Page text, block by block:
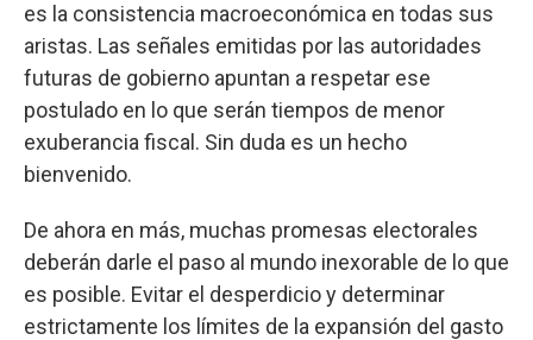
es la consistencia macroeconómica en todas sus
aristas. Las señales emitidas por las autoridades
futuras de gobierno apuntan a respetar ese
postulado en lo que serán tiempos de menor
exuberancia fiscal. Sin duda es un hecho
bienvenido.
De ahora en más, muchas promesas electorales
deberán darle el paso al mundo inexorable de lo que
es posible. Evitar el desperdicio y determinar
estrictamente los límites de la expansión del gasto